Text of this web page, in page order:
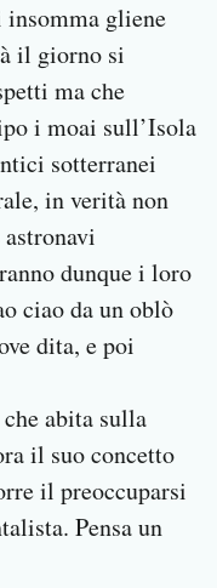
gliene
il giorno si
ma che
i moai sull’Isola
sotterranei
in verità non
dunque i loro
ciao da un oblò
dita, e poi
abita sulla
il suo concetto
il preoccuparsi
Pensa un